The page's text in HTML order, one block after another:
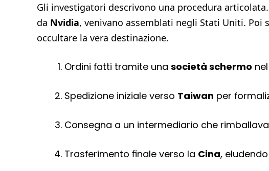
Gli investigatori descrivono una procedura
da Nvidia, venivano assemblati negli Stati Uniti. Poi
occultare la vera destinazione.
Ordini fatti tramite una società schermo
Spedizione iniziale verso Taiwan per
Consegna a un intermediario che
Trasferimento finale verso la Cina,